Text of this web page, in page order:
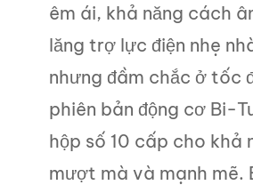
êm ái, khả năng cách
lăng trợ lực điện nhẹ
nhưng đầm chắc ở tốc
phiên bản động cơ Bi-
hộp số 10 cấp cho khả
mượt mà và mạnh mẽ.